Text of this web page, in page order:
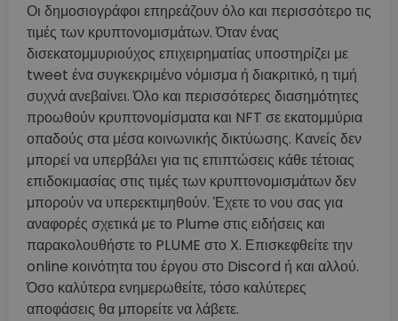
Οι δημοσιογράφοι επηρεάζουν όλο και περισσότερο τις
τιμές των κρυπτονομισμάτων. Όταν ένας
δισεκατομμυριούχος επιχειρηματίας υποστηρίζει με
tweet ένα συγκεκριμένο νόμισμα ή διακριτικό, η τιμή
συχνά ανεβαίνει. Όλο και περισσότερες διασημότητες
προωθούν κρυπτονομίσματα και NFT σε εκατομμύρια
οπαδούς στα μέσα κοινωνικής δικτύωσης. Κανείς δεν
μπορεί να υπερβάλει για τις επιπτώσεις κάθε τέτοιας
επιδοκιμασίας στις τιμές των κρυπτονομισμάτων δεν
μπορούν να υπερεκτιμηθούν. Έχετε το νου σας για
αναφορές σχετικά με το Plume στις ειδήσεις και
παρακολουθήστε το PLUME στο X. Επισκεφθείτε την
online κοινότητα του έργου στο Discord ή και αλλού.
Όσο καλύτερα ενημερωθείτε, τόσο καλύτερες
αποφάσεις θα μπορείτε να λάβετε.